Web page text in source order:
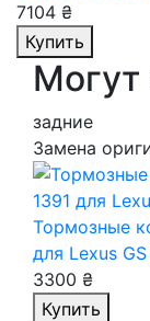
7104 ₴
Купить
Могут
задние
Замена
Тормозные
для Lexus
3300 ₴
Купить